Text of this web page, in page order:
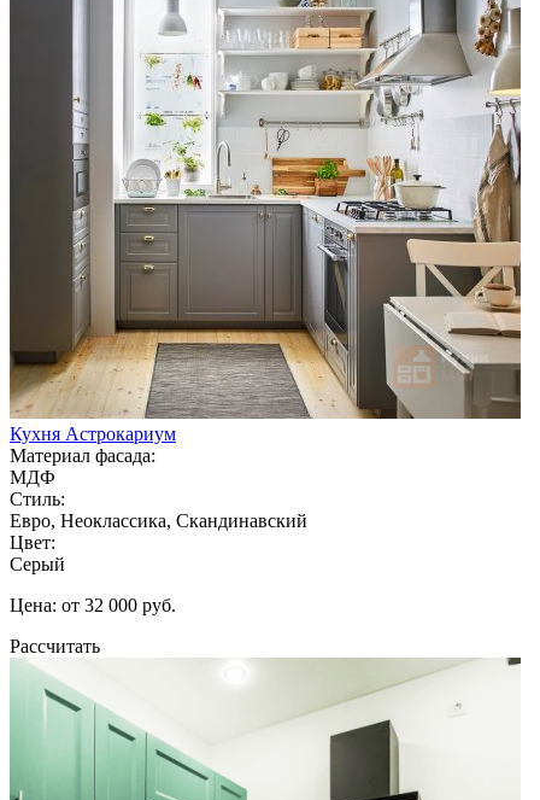
Кухня Астрокариум
Материал фасада:
МДФ
Стиль:
Евро, Неоклассика, Скандинавский
Цвет:
Серый
Цена: от 32 000 руб.
Рассчитать